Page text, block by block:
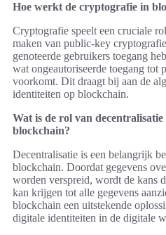
Hoe werkt de cryptografie in
Cryptografie speelt een cruciale
maken van public-key
genoteerde gebruikers toegang
wat ongeautoriseerde toegang tot
voorkomt. Dit draagt bij aan de
identiteiten op blockchain.
Wat is de rol van
blockchain?
Decentralisatie is een belangrijk
blockchain. Doordat gegevens
worden verspreid, wordt de kans
kan krijgen tot alle gegevens
blockchain een uitstekende
digitale identiteiten in de digitale